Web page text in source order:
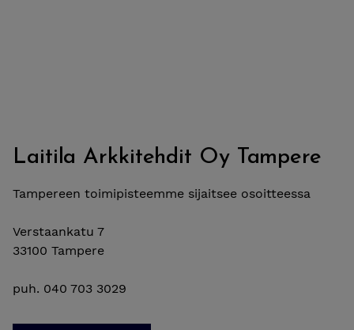
Laitila Arkkitehdit Oy Tampere
Tampereen toimipisteemme sijaitsee osoitteessa
Verstaankatu 7
33100 Tampere
puh. 040 703 3029